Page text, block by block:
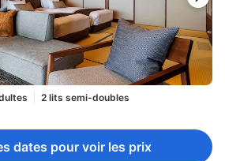
2 lits semi-doubles
dates pour voir les prix